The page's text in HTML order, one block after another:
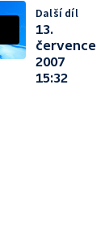
Další díl
13.
července
2007
15:32